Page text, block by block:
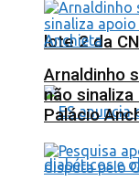
lote 2 da
Arnaldinho
não
Palácio